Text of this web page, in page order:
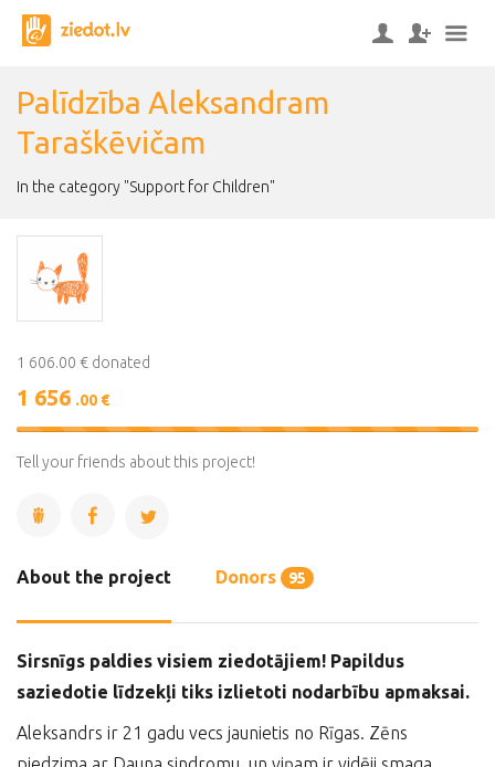
Palīdzība Aleksandram
Taraškēvičam
In the category "Support for Children"
1 606.00 € donated
1 656 .00 €
103%
Complete
Tell your friends about this project!
About the project Donors 95
Sirsnīgs paldies visiem ziedotājiem! Papildus
saziedotie līdzekļi tiks izlietoti nodarbību apmaksai.
Aleksandrs ir 21 gadu vecs jaunietis no Rīgas. Zēns